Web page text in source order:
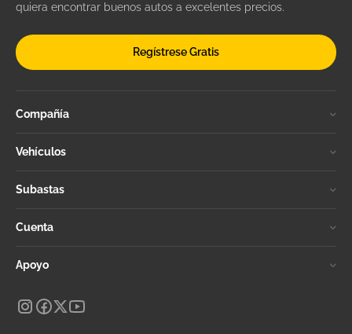
quiera encontrar buenos autos a excelentes precios.
Regístrese Gratis
Compañía
Vehículos
Subastas
Cuenta
Apoyo